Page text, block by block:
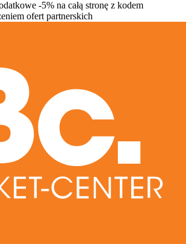
-5% na całą stronę z kodem
ofert partnerskich